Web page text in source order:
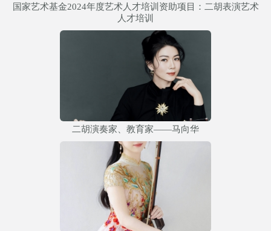
国家艺术基金2024年度艺术人才培训资助项目：二胡表演艺术
人才培训
二胡演奏家、教育家——马向华